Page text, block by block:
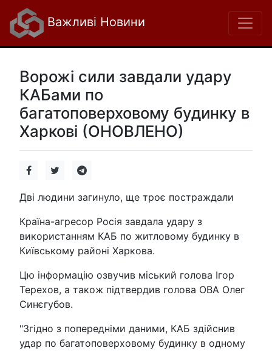
Важливі Новини
Ворожі сили завдали удару
КАБами по
багатоповерховому будинку в
Харкові (ОНОВЛЕНО)
Дві людини загинуло, ще троє постраждали
Країна-агресор Росія завдала удару з
використанням КАБ по житловому будинку в
Київському районі Харкова.
Цю інформацію озвучив міський голова Ігор
Терехов, а також підтвердив голова ОВА Олег
Синєгубов.
"Згідно з попередніми даними, КАБ здійснив
удар по багатоповерховому будинку в одному